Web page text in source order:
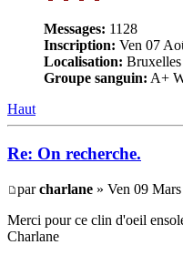
Messages: 1128
Inscription: Ven 07
Localisation: Bruxelles
Groupe sanguin: A+
Haut
Re: On recherche.
parcharlane » Ven 09
Merci pour ce clin d'oeil
Charlane